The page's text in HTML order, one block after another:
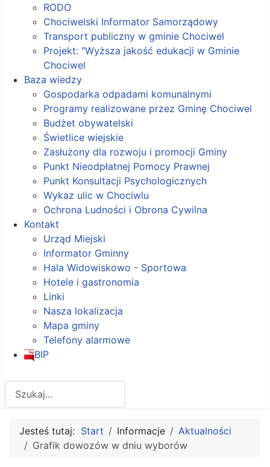
RODO
Chociwelski Informator Samorządowy
Transport publiczny w gminie Chociwel
Projekt: "Wyższa jakość edukacji w Gminie
Chociwel
Baza wiedzy
Gospodarka odpadami komunalnymi
Programy realizowane przez Gminę Chociwel
Budżet obywatelski
Świetlice wiejskie
Zasłużony dla rozwoju i promocji Gminy
Punkt Nieodpłatnej Pomocy Prawnej
Punkt Konsultacji Psychologicznych
Wykaz ulic w Chociwlu
Ochrona Ludności i Obrona Cywilna
Kontakt
Urząd Miejski
Informator Gminny
Hala Widowiskowo - Sportowa
Hotele i gastronomia
Linki
Nasza lokalizacja
Mapa gminy
Telefony alarmowe
BIP
Jesteś tutaj: Start Informacje
Aktualności
Grafik dowozów w dniu wyborów